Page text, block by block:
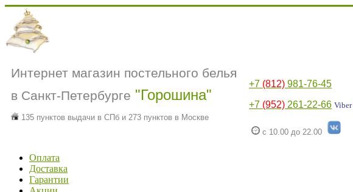
Интернет магазин постельного белья
в Санкт-Петербурге "Горошина"
135 пунктов выдачи в СПб и 273 пунктов в Москве
+7 (812) 981-76-45
+7 (952) 261-22-66 Viber
с 10.00 до 22.00
Оплата
Доставка
Гарантии